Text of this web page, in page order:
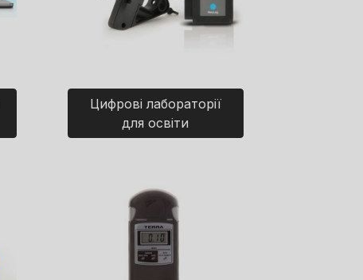
Цифрові лабораторії
для освіти